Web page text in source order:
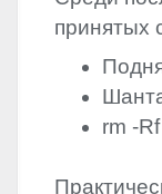
принятых
rm -